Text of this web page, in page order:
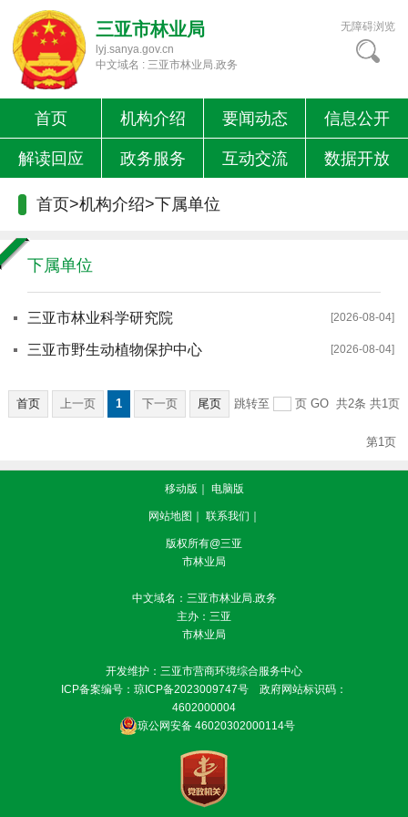
三亚市林业局
lyj.sanya.gov.cn
中文域名 : 三亚市林业局.政务
无障碍浏览
首页 机构介绍 要闻动态 信息公开
解读回应 政务服务 互动交流 数据开放
首页>机构介绍>下属单位
下属单位
[2026-08-04]
三亚市林业科学研究院
[2026-08-04]
三亚市野生动植物保护中心
首页 上一页 1 下一页 尾页 共1页
共2条
跳转至 页 GO
第1页
移动版 ｜ 电脑版
网站地图 ｜ 联系我们 ｜
版权所有@三亚
市林业局
中文域名：三亚市林业局.政务
主办：三亚
市林业局
开发维护：三亚市营商环境综合服务中心
ICP备案编号： 琼ICP备2023009747号
政府网站标识码：
4602000004
琼公网安备 46020302000114号